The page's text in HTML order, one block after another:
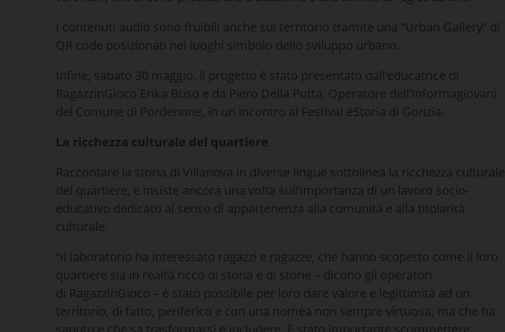
I contenuti audio sono fruibili anche sul territorio tramite una “Urban Gallery” di
QR code posizionati nei luoghi simbolo dello sviluppo urbano.
Infine, sabato 30 maggio, il progetto è stato presentato dall’educatrice di
RagazzinGioco Erika Buso e da Piero Della Putta, Operatore dell’Informagiovani
del Comune di Pordenone, in un incontro al Festival éStoria di Gorizia.
La ricchezza culturale del quartiere
Raccontare la storia di Villanova in diverse lingue sottolinea la ricchezza culturale
del quartiere, e insiste ancora una volta sull’importanza di un lavoro socio-
educativo dedicato al senso di appartenenza alla comunità e alla titolarità
culturale.
“Il laboratorio ha interessato ragazzi e ragazze, che hanno scoperto come il loro
quartiere sia in realtà ricco di storia e di storie – dicono gli operatori
di RagazzinGioco – è stato possibile per loro dare valore e legittimità ad un
territorio, di fatto, periferico e con una nomea non sempre virtuosa, ma che ha